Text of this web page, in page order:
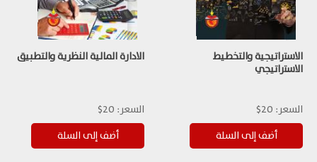
الاستراتيجية والتخطيط
الاستراتيجي
السعر: 20$
الادارة المالية النظرية والتطبيق
السعر: 20$